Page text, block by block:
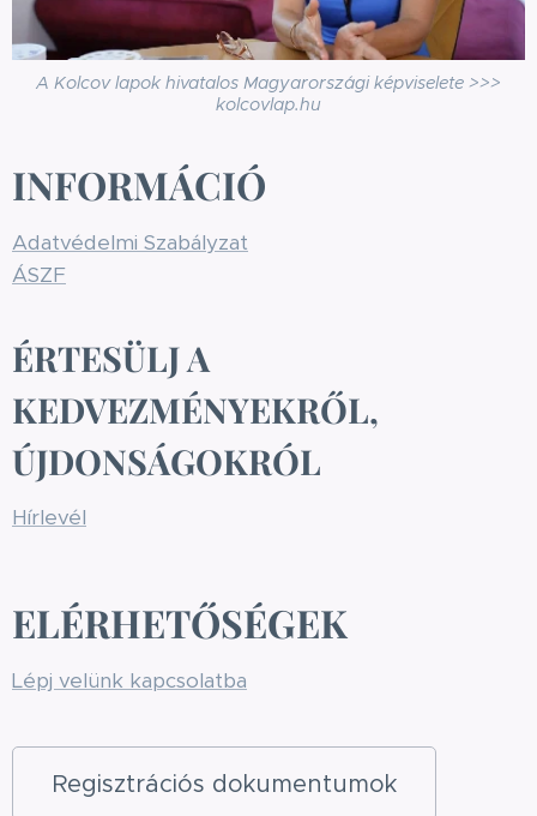
A Kolcov lapok hivatalos Magyarországi képviselete >>>
kolcovlap.hu
INFORMÁCIÓ
Adatvédelmi Szabályzat
ÁSZF
ÉRTESÜLJ A
KEDVEZMÉNYEKRŐL,
ÚJDONSÁGOKRÓL
Hírlevél
ELÉRHETŐSÉGEK
Lépj velünk kapcsolatba
Regisztrációs dokumentumok